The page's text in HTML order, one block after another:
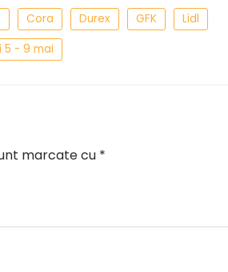
Cora Durex GFK
Lidl
5 - 9 mai
marcate cu *